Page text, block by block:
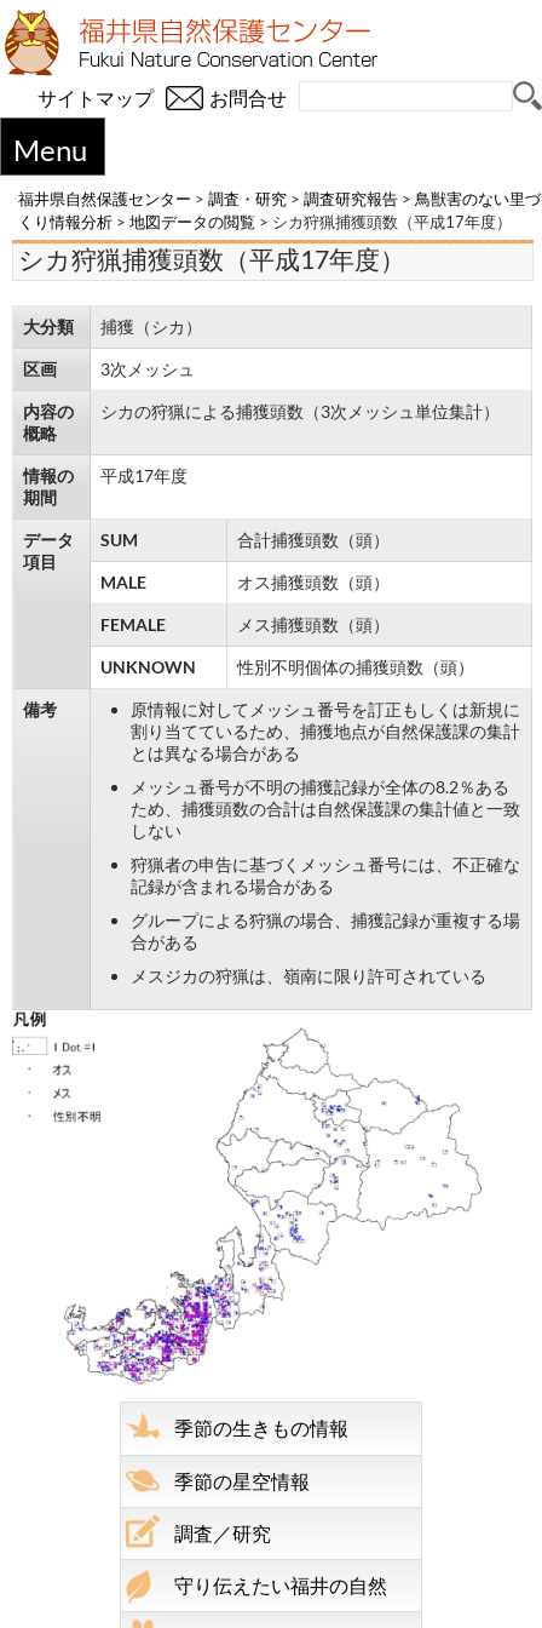
お問合せ
サイトマップ
Menu
福井県自然保護センター > 調査・研究 > 調査研究報告 > 鳥獣害のない里づ
くり情報分析 > 地図データの閲覧 > シカ狩猟捕獲頭数（平成17年度）
シカ狩猟捕獲頭数（平成17年度）
大分類 捕獲（シカ）
区画 3次メッシュ
内容の
概略
シカの狩猟による捕獲頭数（3次メッシュ単位集計）
情報の
期間
平成17年度
データ
項目
SUM 合計捕獲頭数（頭）
MALE オス捕獲頭数（頭）
FEMALE メス捕獲頭数（頭）
UNKNOWN 性別不明個体の捕獲頭数（頭）
備考
原情報に対してメッシュ番号を訂正もしくは新規に
割り当てているため、捕獲地点が自然保護課の集計
とは異なる場合がある
メッシュ番号が不明の捕獲記録が全体の8.2％ある
ため、捕獲頭数の合計は自然保護課の集計値と一致
しない
狩猟者の申告に基づくメッシュ番号には、不正確な
記録が含まれる場合がある
グループによる狩猟の場合、捕獲記録が重複する場
合がある
メスジカの狩猟は、嶺南に限り許可されている
季節の生きもの情報
季節の星空情報
調査／研究
守り伝えたい福井の自然